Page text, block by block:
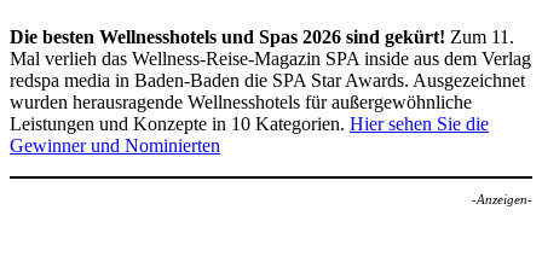
Die besten Wellnesshotels und Spas 2026 sind gekürt! Zum 11.
Mal verlieh das Wellness-Reise-Magazin SPA inside aus dem Verlag
redspa media in Baden-Baden die SPA Star Awards. Ausgezeichnet
wurden herausragende Wellnesshotels für außergewöhnliche
Leistungen und Konzepte in 10 Kategorien. Hier sehen Sie die
Gewinner und Nominierten
-Anzeigen-